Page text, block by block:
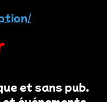
et sans pub.